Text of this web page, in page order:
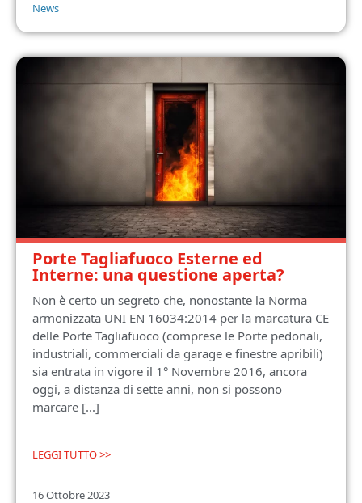
News
Porte Tagliafuoco Esterne ed
Interne: una questione aperta?
Non è certo un segreto che, nonostante la Norma
armonizzata UNI EN 16034:2014 per la marcatura CE
delle Porte Tagliafuoco (comprese le Porte pedonali,
industriali, commerciali da garage e finestre apribili)
sia entrata in vigore il 1° Novembre 2016, ancora
oggi, a distanza di sette anni, non si possono
marcare [...]
LEGGI TUTTO >>
16 Ottobre 2023